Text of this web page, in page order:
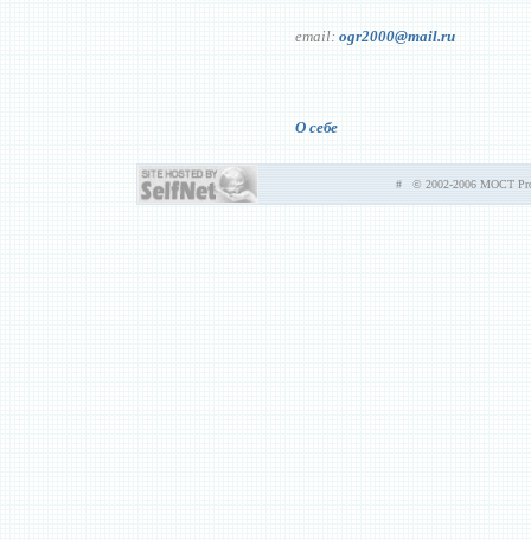
email: ogr2000@mail.ru
О себе
# © 2002-2006 MOCT